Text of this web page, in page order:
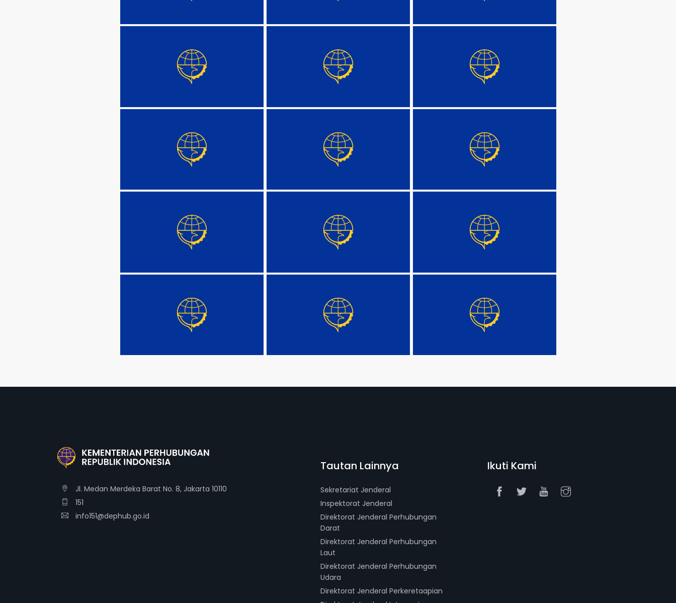
DETAIL DETAIL DETAIL
DETAIL DETAIL DETAIL
DETAIL DETAIL DETAIL
DETAIL DETAIL DETAIL
DETAIL DETAIL DETAIL
Jl. Medan Merdeka Barat No. 8, Jakarta 10110
151
info151@dephub.go.id
Tautan Lainnya
Sekretariat Jenderal
Inspektorat Jenderal
Direktorat Jenderal Perhubungan
Darat
Direktorat Jenderal Perhubungan
Laut
Direktorat Jenderal Perhubungan
Udara
Direktorat Jenderal Perkeretaapian
Ikuti Kami